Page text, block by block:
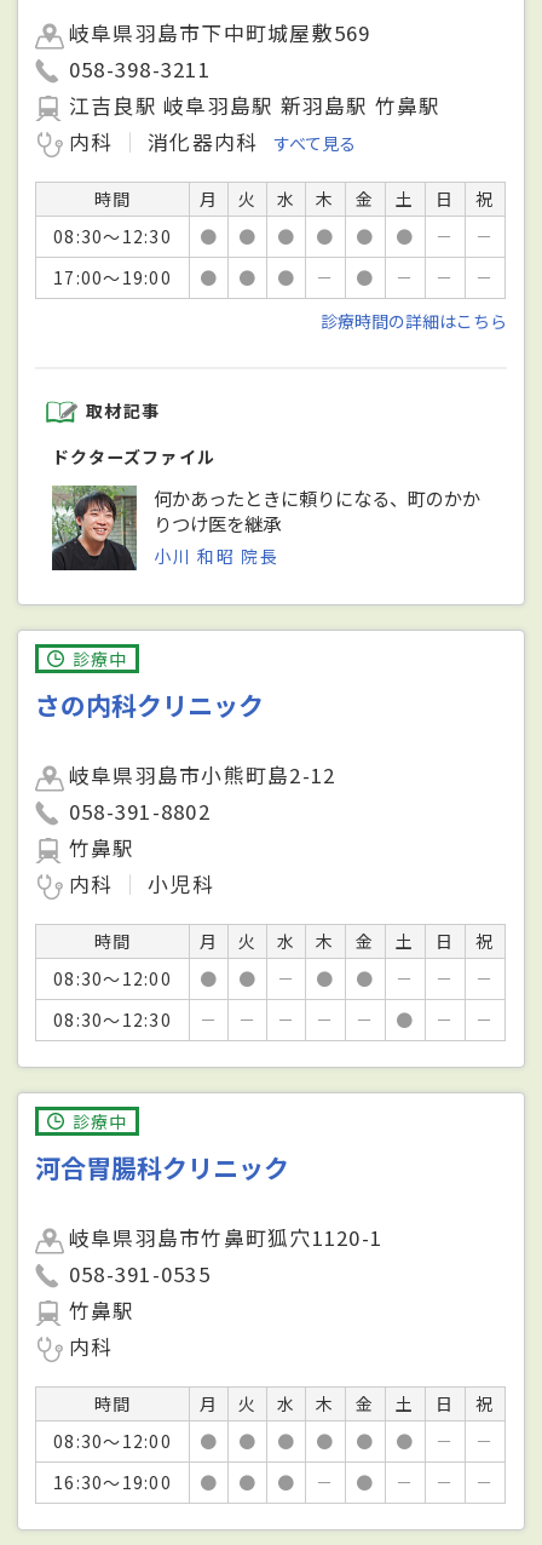
岐阜県羽島市下中町城屋敷569
058-398-3211
江吉良駅 岐阜羽島駅 新羽島駅 竹鼻駅
内科
消化器内科 すべて見る
時間 月 火 水 木 金 土 日
祝
08:30～12:30
● ● ● ● ● ● －
－
17:00～19:00
● ● ● － ● － －
－
診療時間の詳細はこちら
取材記事
ドクターズファイル
何かあったときに頼りになる、町のかか
りつけ医を継承
小川 和昭 院長
診療中
さの内科クリニック
岐阜県羽島市小熊町島2-12
058-391-8802
竹鼻駅
内科
小児科
時間 月 火 水 木 金 土 日
祝
08:30～12:00
● ● － ● ● － －
－
08:30～12:30
－ － － － － ● － －
診療中
河合胃腸科クリニック
岐阜県羽島市竹鼻町狐穴1120-1
058-391-0535
竹鼻駅
内科
時間 月 火 水 木 金 土 日
祝
08:30～12:00
● ● ● ● ● ● －
－
16:30～19:00
● ● ● － ● － － －